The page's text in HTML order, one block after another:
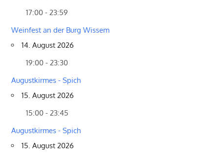
17:00 - 23:59
Weinfest an der Burg Wissem
14. August 2026
19:00 - 23:30
Augustkirmes - Spich
15. August 2026
15:00 - 23:45
Augustkirmes - Spich
15. August 2026